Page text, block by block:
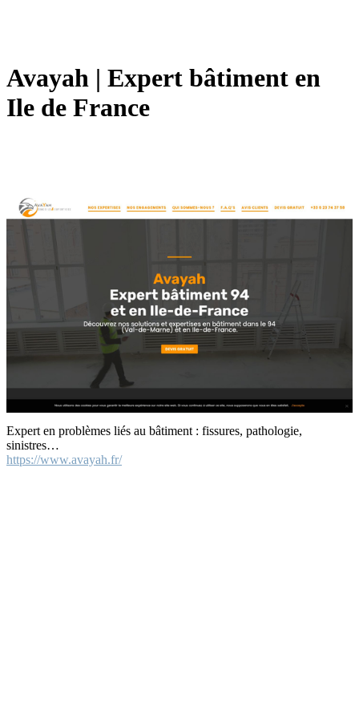
Avayah | Expert bâtiment en
Ile de France
Expert en problèmes liés au bâtiment : fissures, pathologie,
sinistres…
https://www.avayah.fr/